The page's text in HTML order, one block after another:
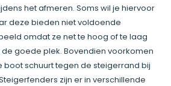
het afmeren. Soms wil je hiervoor
deze bieden niet voldoende
omdat ze net te hoog of te laag
goede plek. Bovendien voorkomen
schuurt tegen de steigerrand bij
zijn er in verschillende